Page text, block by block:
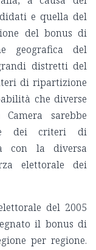
e quella del
del bonus di
geografica del
distretti del
di ripartizione
che diverse
sarebbe
dei criteri di
con la diversa
elettorale dei
del 2005
il bonus di
per regione.